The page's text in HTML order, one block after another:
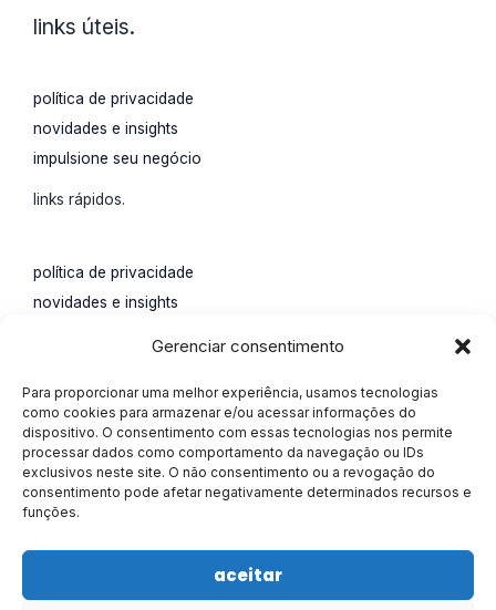
Gerenciar consentimento
Para proporcionar uma melhor experiência, usamos tecnologias
como cookies para armazenar e/ou acessar informações do
dispositivo. O consentimento com essas tecnologias nos permite
processar dados como comportamento da navegação ou IDs
exclusivos neste site. O não consentimento ou a revogação do
consentimento pode afetar negativamente determinados recursos e
funções.
aceitar
links úteis.
política de privacidade
novidades e insights
impulsione seu negócio
links rápidos.
política de privacidade
novidades e insights
Rua Santa Catarina, 65,
Água Verde, Curitiba, Paraná.
55 (41) 4113-0207
marketing@alisson.online